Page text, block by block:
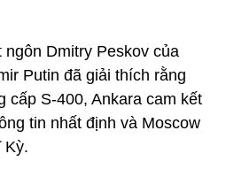
Dmitry Peskov của
Putin đã giải thích rằng
cấp S-400, Ankara cam kết
tin nhất định và Moscow
Kỳ.